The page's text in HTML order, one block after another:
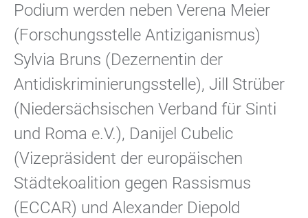
Podium werden neben Verena Meier
(Forschungsstelle Antiziganismus)
Sylvia Bruns (Dezernentin der
Antidiskriminierungsstelle), Jill Strüber
(Niedersächsischen Verband für Sinti
und Roma e.V.), Danijel Cubelic
(Vizepräsident der europäischen
Städtekoalition gegen Rassismus
(ECCAR) und Alexander Diepold